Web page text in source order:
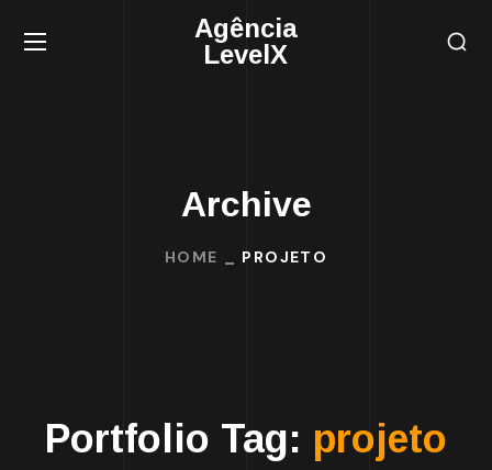
Agência
LevelX
Archive
HOME PROJETO
Portfolio Tag: projeto